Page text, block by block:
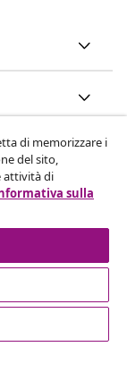
online di
di memorizzare i
del sito,
attività di
sulla